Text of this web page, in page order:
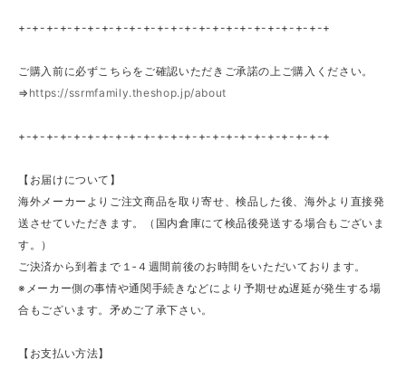
+-+-+-+-+-+-+-+-+-+-+-+-+-+-+-+-+-+-+-+-+-+-+
ご購入前に必ずこちらをご確認いただきご承諾の上ご購入ください。
⇒ https://ssrmfamily.theshop.jp/about
+-+-+-+-+-+-+-+-+-+-+-+-+-+-+-+-+-+-+-+-+-+-+
【お届けについて】
海外メーカーよりご注文商品を取り寄せ、検品した後、海外より直接発
送させていただきます。（国内倉庫にて検品後発送する場合もございま
す。）
ご決済から到着まで１‐４週間前後のお時間をいただいております。
※メーカー側の事情や通関手続きなどにより予期せぬ遅延が発生する場
合もございます。矛めご了承下さい。
【お支払い方法】